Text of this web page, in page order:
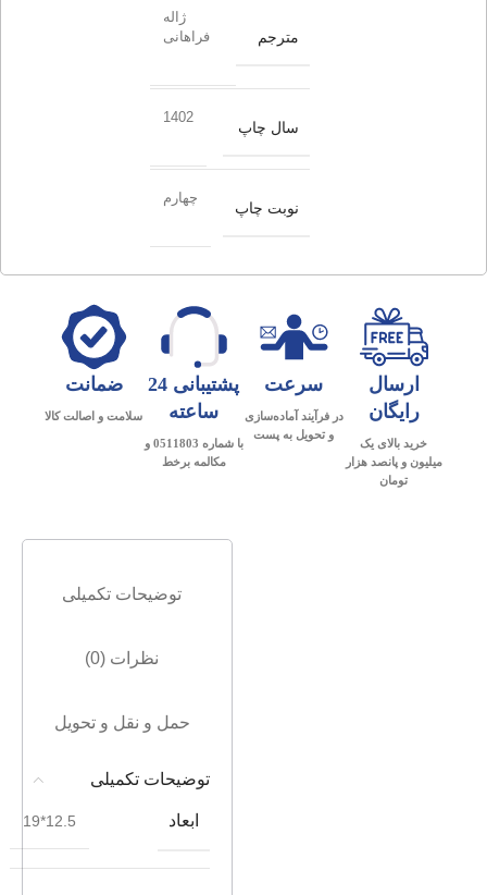
مترجم
ژاله
فراهانی
سال چاپ
1402
نوبت چاپ
چهارم
ارسال
رایگان
خرید بالای یک
میلیون و پانصد هزار
تومان
سرعت
در فرآیند آماده‌سازی
و تحویل به پست
پشتیبانی 24
ساعته
با شماره 0511803 و
مکالمه برخط
ضمانت
سلامت و اصالت کالا
توضیحات تکمیلی
نظرات (0)
حمل و نقل و تحویل
توضیحات تکمیلی
ابعاد 12.5*19